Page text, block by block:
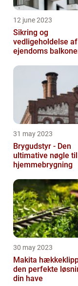
12 june 2023
Sikring og
vedligeholdelse
ejendoms
31 may 2023
Brygudstyr - Den
ultimative nøgle til
hjemmebrygning
30 may 2023
Makita
den perfekte
din have